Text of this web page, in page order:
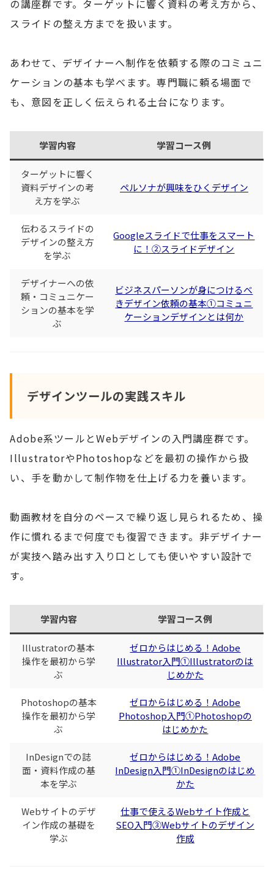
の講座群です。ターゲットに響く資料の考え方から、
スライドの整え方までを扱います。
あわせて、デザイナーへ制作を依頼する際のコミュニ
ケーションの基本も学べます。専門職に頼る場面で
も、意図を正しく伝えられる土台になります。
学習内容 学習コース例
ターゲットに響く
資料デザインの考
え方を学ぶ
ペルソナが興味をひくデザイン
伝わるスライドの
デザインの整え方
を学ぶ
Googleスライドで仕事をスマート
に！②スライドデザイン
デザイナーへの依
頼・コミュニケー
ションの基本を学
ぶ
ビジネスパーソンが身につけるべ
きデザイン依頼の基本①コミュニ
ケーションデザインとは何か
デザインツールの実践スキル
Adobe系ツールとWebデザインの入門講座群です。
IllustratorやPhotoshopなどを最初の操作から扱
い、手を動かして制作物を仕上げる力を養います。
動画教材を自分のペースで繰り返し見られるため、操
作に慣れるまで何度でも復習できます。非デザイナー
が実技へ踏み出す入り口としても使いやすい設計で
す。
学習内容 学習コース例
Illustratorの基本
操作を最初から学
ぶ
ゼロからはじめる！Adobe
Illustrator入門①Illustratorのは
じめかた
Photoshopの基本
操作を最初から学
ぶ
ゼロからはじめる！Adobe
Photoshop入門①Photoshopの
はじめかた
InDesignでの誌
面・資料作成の基
本を学ぶ
ゼロからはじめる！Adobe
InDesign入門①InDesignのはじめ
かた
Webサイトのデザ
イン作成の基礎を
学ぶ
仕事で使えるWebサイト作成と
SEO入門③Webサイトのデザイン
作成